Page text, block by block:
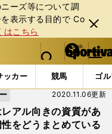
ーズ等について調
表⽰する⽬的で Co
はこちら
閉じ
る
web Sportiva (webスポルティーバ)
検索
マイペ
ー
ジ
メニュ
ッカー 競馬 ゴ
最新ニュース・ 情報
アル向きの資質があ
をどうまとめている
2020.11.06更新